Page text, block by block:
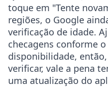
toque em "Tente
regiões, o Google
verificação de idade.
checagens conforme
disponibilidade,
verificar, vale a pena
uma atualização do